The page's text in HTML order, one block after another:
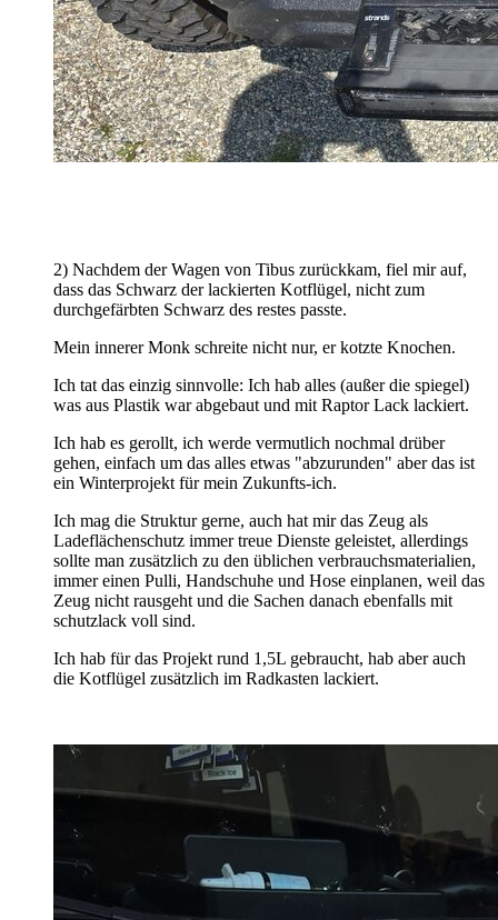
2) Nachdem der Wagen von Tibus zurückkam, fiel mir auf,
dass das Schwarz der lackierten Kotflügel, nicht zum
durchgefärbten Schwarz des restes passte.
Mein innerer Monk schreite nicht nur, er kotzte Knochen.
Ich tat das einzig sinnvolle: Ich hab alles (außer die spiegel)
was aus Plastik war abgebaut und mit Raptor Lack lackiert.
Ich hab es gerollt, ich werde vermutlich nochmal drüber
gehen, einfach um das alles etwas "abzurunden" aber das ist
ein Winterprojekt für mein Zukunfts-ich.
Ich mag die Struktur gerne, auch hat mir das Zeug als
Ladeflächenschutz immer treue Dienste geleistet, allerdings
sollte man zusätzlich zu den üblichen verbrauchsmaterialien,
immer einen Pulli, Handschuhe und Hose einplanen, weil das
Zeug nicht rausgeht und die Sachen danach ebenfalls mit
schutzlack voll sind.
Ich hab für das Projekt rund 1,5L gebraucht, hab aber auch
die Kotflügel zusätzlich im Radkasten lackiert.